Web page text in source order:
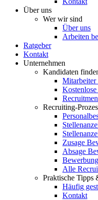
Über uns
Wer wir sind
Über uns
Arbeiten
Ratgeber
Kontakt
Unternehmen
Kandidaten
Mitarbeiter
Kostenlose
Recruiting-
Zusage
Absage
Alle
Praktische Tipps
Häufig
Kontakt